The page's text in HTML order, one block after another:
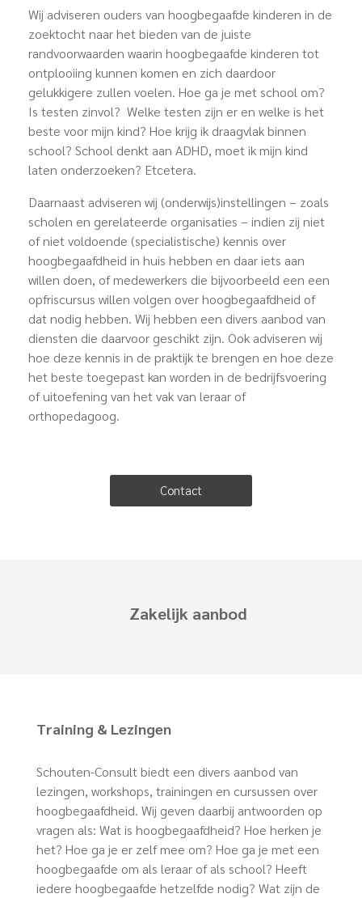
Wij adviseren ouders van hoogbegaafde kinderen in de
zoektocht naar het bieden van de juiste
randvoorwaarden waarin hoogbegaafde kinderen tot
ontplooiing kunnen komen en zich daardoor
gelukkigere zullen voelen. Hoe ga je met school om?
Is testen zinvol? Welke testen zijn er en welke is het
beste voor mijn kind? Hoe krijg ik draagvlak binnen
school? School denkt aan ADHD, moet ik mijn kind
laten onderzoeken? Etcetera.
Daarnaast adviseren wij (onderwijs)instellingen – zoals
scholen en gerelateerde organisaties – indien zij niet
of niet voldoende (specialistische) kennis over
hoogbegaafdheid in huis hebben en daar iets aan
willen doen, of medewerkers die bijvoorbeeld een een
opfriscursus willen volgen over hoogbegaafdheid of
dat nodig hebben. Wij hebben een divers aanbod van
diensten die daarvoor geschikt zijn. Ook adviseren wij
hoe deze kennis in de praktijk te brengen en hoe deze
het beste toegepast kan worden in de bedrijfsvoering
of uitoefening van het vak van leraar of
orthopedagoog.
Contact
Zakelijk aanbod
Training & Lezingen
Schouten-Consult biedt een divers aanbod van
lezingen, workshops, trainingen en cursussen over
hoogbegaafdheid. Wij geven daarbij antwoorden op
vragen als: Wat is hoogbegaafdheid? Hoe herken je
het? Hoe ga je er zelf mee om? Hoe ga je met een
hoogbegaafde om als leraar of als school? Heeft
iedere hoogbegaafde hetzelfde nodig? Wat zijn de